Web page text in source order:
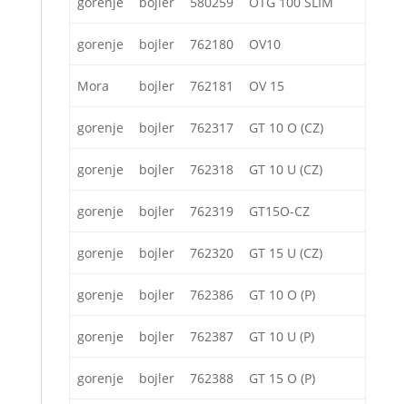
gorenje bojler 762180 OV10
Mora bojler 762181 OV 15
gorenje bojler 762317 GT 10 O (CZ)
gorenje bojler 762318 GT 10 U (CZ)
gorenje bojler 762319 GT15O-CZ
gorenje bojler 762320 GT 15 U (CZ)
gorenje bojler 762386 GT 10 O (P)
gorenje bojler 762387 GT 10 U (P)
gorenje bojler 762388 GT 15 O (P)